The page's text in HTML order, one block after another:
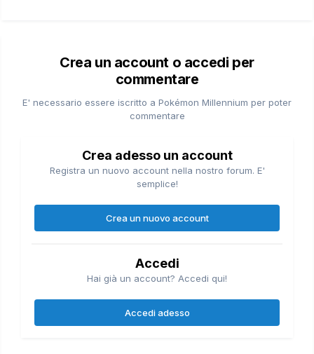
Crea un account o accedi per
commentare
E' necessario essere iscritto a Pokémon Millennium per poter
commentare
Crea adesso un account
Registra un nuovo account nella nostro forum. E'
semplice!
Crea un nuovo account
Accedi
Hai già un account? Accedi qui!
Accedi adesso